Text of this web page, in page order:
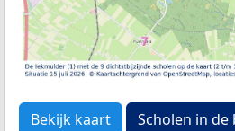
Bekijk kaart Scholen in